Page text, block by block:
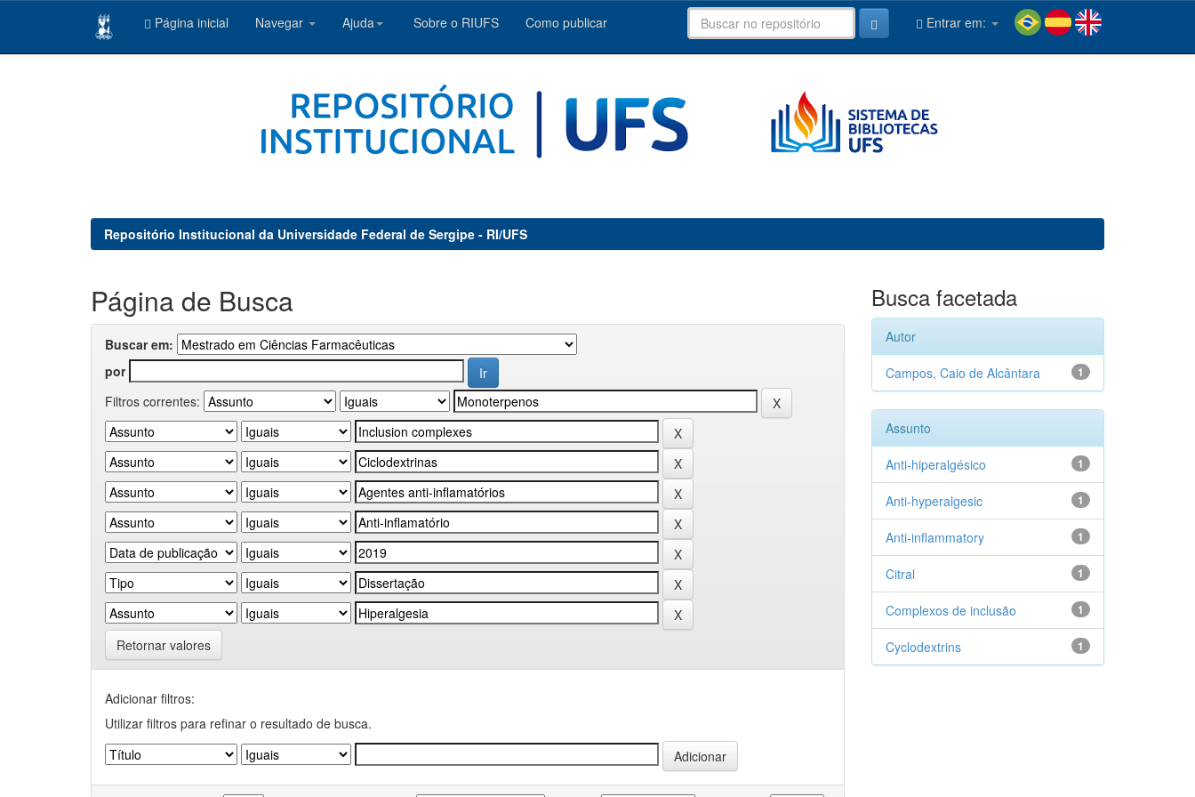
Página inicial Navegar Ajuda Sobre o RIUFS Como publicar Entrar em:
Repositório Institucional da Universidade Federal de Sergipe - RI/UFS
Página de Busca
Buscar em:
por
Filtros correntes:
Retornar valores
Adicionar filtros:
Utilizar filtros para refinar o resultado de busca.
Busca facetada
Autor
1
Campos, Caio de Alcântara
Assunto
1
Anti-hiperalgésico
1
Anti-hyperalgesic
1
Anti-inflammatory
1
Citral
1
Complexos de inclusão
1
Cyclodextrins